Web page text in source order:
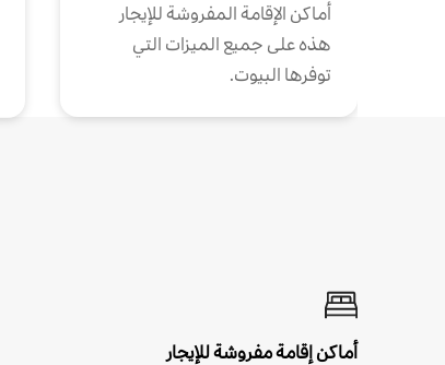
أماكن الإقامة المفروشة للإيجار
هذه على جميع الميزات التي
توفرها البيوت.
أماكن إقامة مفروشة للإيجار